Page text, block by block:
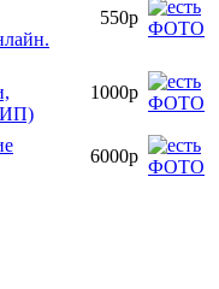
550р
ИП)
1000р
6000р